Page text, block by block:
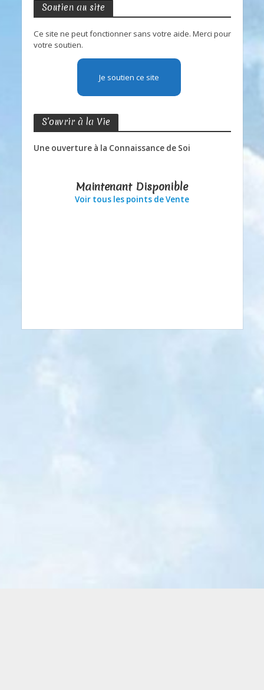
Soutien au site
Ce site ne peut fonctionner sans votre aide. Merci pour
votre soutien.
Je soutien ce site
S’ouvrir à la Vie
Une ouverture à la Connaissance de Soi
Maintenant Disponible
Voir tous les points de Vente